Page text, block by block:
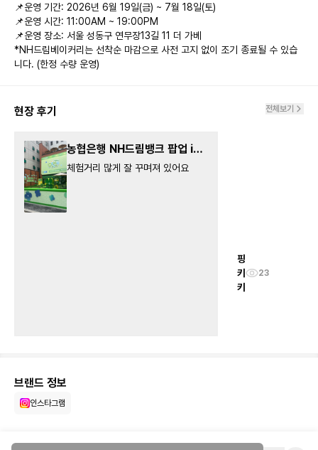
📌운영 기간: 2026년 6월 19일(금) ~ 7월 18일(토)
📌운영 시간: 11:00AM ~ 19:00PM
📌운영 장소: 서울 성동구 연무장13길 11 더 가베
*NH드림베이커리는 선착순 마감으로 사전 고지 없이 조기 종료될 수 있습
니다. (한정 수량 운영)
현장 후기 전체보기
농협은행 NH드림뱅크 팝업 in
성수
체험거리 많게 잘 꾸며져 있어요
핑
키
키
23
브랜드 정보
인스타그램